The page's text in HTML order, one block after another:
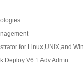
for Linux,UNIX,and
Deploy V6.1 Adv Admn